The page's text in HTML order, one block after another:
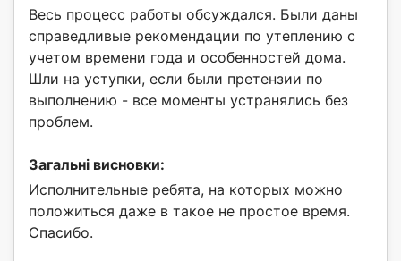
Весь процесс работы обсуждался. Были даны
справедливые рекомендации по утеплению с
учетом времени года и особенностей дома.
Шли на уступки, если были претензии по
выполнению - все моменты устранялись без
проблем.
Загальні висновки:
Исполнительные ребята, на которых можно
положиться даже в такое не простое время.
Спасибо.